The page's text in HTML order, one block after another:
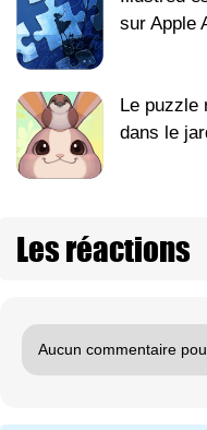
sur Apple
Le puzzle
dans le
Les réactions
Aucun commentaire